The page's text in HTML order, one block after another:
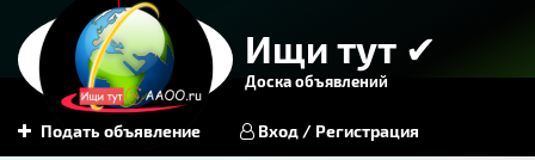
Ищи тут ✔
Доска объявлений
Подать объявление Вход / Регистрация